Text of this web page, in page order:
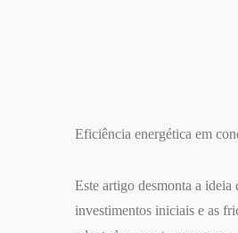
Eficiência energética em
Este artigo desmonta a
investimentos iniciais e as